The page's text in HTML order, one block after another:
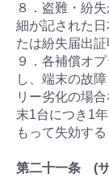
８．盗難・紛
細が記された
たは紛失届出
９．各補償オ
し、端末の故
リー劣化の場
末1台につき1
もって失効する
第二十一条 (サ